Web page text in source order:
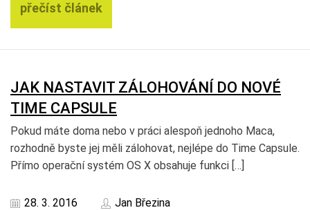
přečíst článek
JAK NASTAVIT ZÁLOHOVÁNÍ DO NOVÉ
TIME CAPSULE
Pokud máte doma nebo v práci alespoň jednoho Maca,
rozhodně byste jej měli zálohovat, nejlépe do Time Capsule.
Přímo operační systém OS X obsahuje funkci […]
28. 3. 2016 Jan Březina